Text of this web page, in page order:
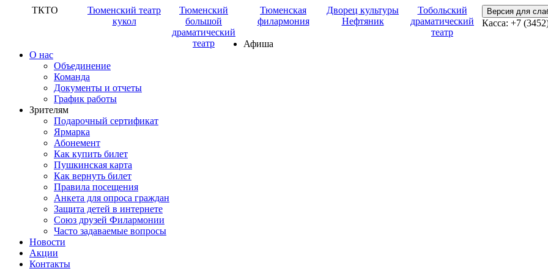
ТКТО
Тюменский театр
кукол
Тюменский
большой
драматический
театр
Тюменская
филармония
Дворец культуры
Нефтяник
Тобольский
драматический
театр
Версия для
Касса: +7
Афиша
О нас
Объединение
Команда
Документы и отчеты
График работы
Зрителям
Подарочный сертификат
Ярмарка
Абонемент
Как купить билет
Пушкинская карта
Как вернуть билет
Правила посещения
Анкета для опроса граждан
Защита детей в интернете
Союз друзей Филармонии
Часто задаваемые вопросы
Новости
Акции
Контакты